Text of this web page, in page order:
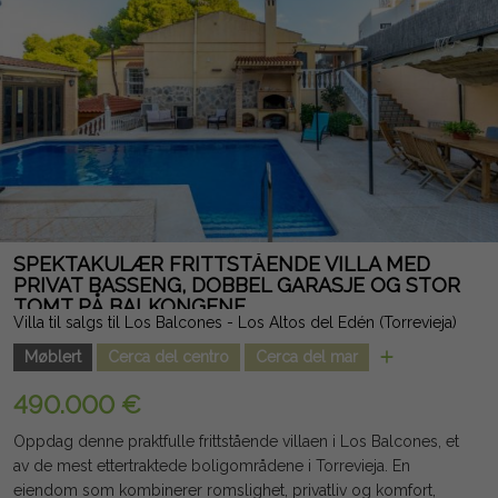
innflytting. Ekstrautstyret inkluderer sentralisert klimaanlegg
med uavhengig styring via gulv, solcellepaneler, elektriske
persienner og utmerkede egenskaper som garanterer
energieffektivitet og maksimal komfort. Boligen har et vakkert
felles basseng og ligger bare noen få minutter fra strendene i
Orihuela Costa, golfbaner, kjøpesentre, restauranter,
supermarkeder og alle nødvendige tjenester. Et eksklusivt hjem
som kombinerer romslighet, effektivitet, havutsikt og en
privilegert beliggenhet, noe som gjør det til en praktfull
investeringsmulighet eller det perfekte hjemmet for å nyte
Middelhavet. Juridisk merknad: Gebyrer og skatter er ikke
inkludert. Informasjonen som gis er indikativ og ikke juridisk
bindende, og kan inneholde feil.
SPEKTAKULÆR FRITTSTÅENDE VILLA MED
PRIVAT BASSENG, DOBBEL GARASJE OG STOR
TOMT PÅ BALKONGENE
Villa til salgs til Los Balcones - Los Altos del Edén (Torrevieja)
Møblert
Cerca del centro Cerca del mar
490.000 €
Oppdag denne praktfulle frittstående villaen i Los Balcones, et
av de mest ettertraktede boligområdene i Torrevieja. En
eiendom som kombinerer romslighet, privatliv og komfort,